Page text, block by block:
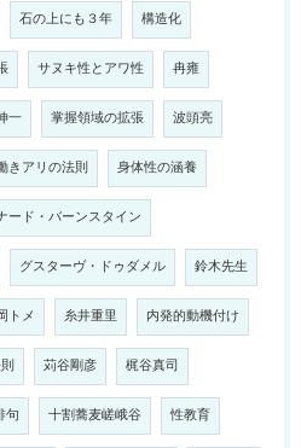
石の上にも３年 構造化
サヌキ性とアワ性 冉雍
一 掌握領域の拡張 波頭亮
きアリの法則 身体性の涵養
ード・バーンスタイン
グスターヴ・ドゥダメル 鈴木先生
トメ 糸井重里 内発的動機付け
苅谷剛彦 梶谷真司
句 十割蕎麦嵯峨谷 性教育